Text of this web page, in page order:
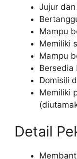
Jujur
Mampu
Memiliki
Mampu
Bersedia
Domisili
Memiliki
Detail